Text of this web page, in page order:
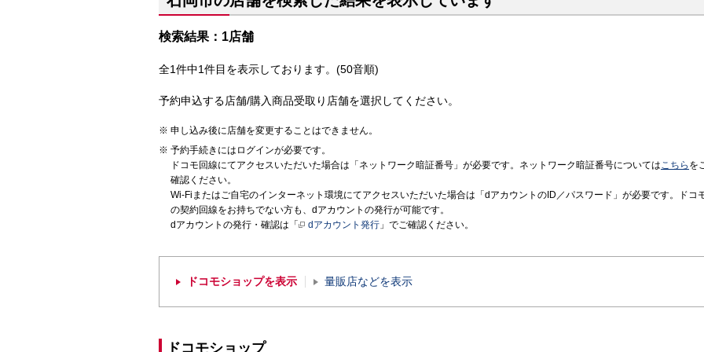
検索結果：1店舗
全1件中1件目を表示しております。(50音順)
予約申込する店舗/購入商品受取り店舗を選択してください。
申し込み後に店舗を変更することはできません。
予約手続きにはログインが必要です。
ドコモ回線にてアクセスいただいた場合は「ネットワーク暗証番号」が必要です。ネットワーク暗証番号についてはこちら を
確認ください。
Wi-Fiまたはご自宅のインターネット環境にてアクセスいただいた場合は「dアカウントのID／パスワード」が必要です。ドコ
の契約回線をお持ちでない方も、dアカウントの発行が可能です。
dアカウントの発行・確認は「
dアカウント発行 」でご確認ください。
ドコモショップを表示 量販店などを表示
ドコモショップ